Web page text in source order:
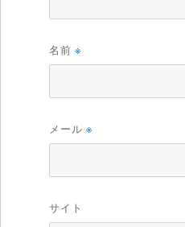
名前 ※
メール ※
サイト